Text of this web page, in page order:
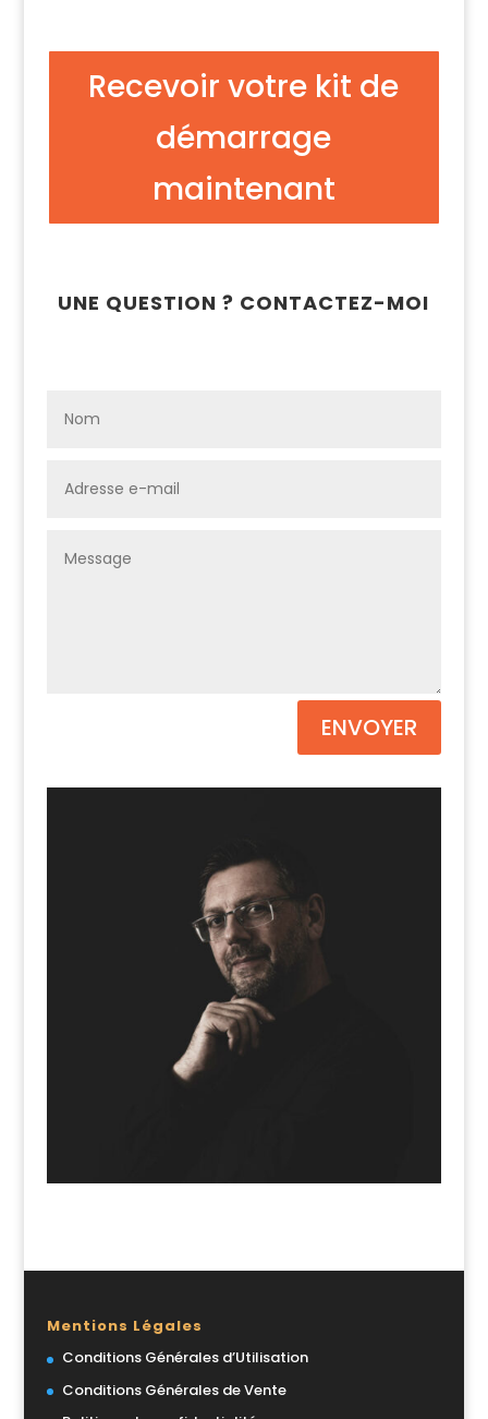
Recevoir votre kit de
démarrage
maintenant
UNE QUESTION ? CONTACTEZ-MOI
ENVOYER
Mentions Légales
Conditions Générales d’Utilisation
Conditions Générales de Vente